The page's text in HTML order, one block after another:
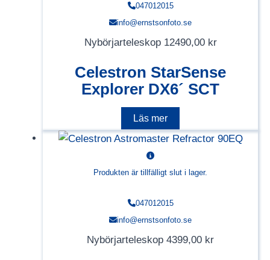
047012015
info@ernstsonfoto.se
Nybörjarteleskop 12490,00 kr
Celestron StarSense
Explorer DX6´ SCT
Läs mer
Produkten är tillfälligt slut i lager.
047012015
info@ernstsonfoto.se
Nybörjarteleskop 4399,00 kr